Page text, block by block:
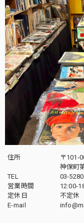
住所
〒101-
神保町
TEL
03-
営業時間
12:00-
定休日
不定休
E-mail